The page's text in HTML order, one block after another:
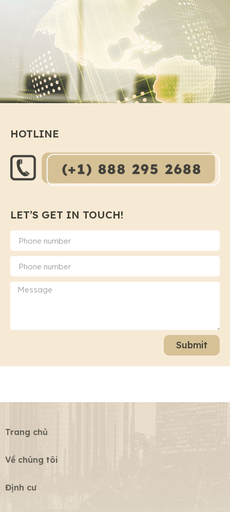
HOTLINE
LET’S GET IN TOUCH!
Submit
Trang chủ
Về chúng tôi
Định cư